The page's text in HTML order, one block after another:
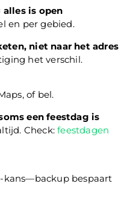
alles is open
en per gebied.
niet naar het adres
het verschil.
of bel.
een feestdag is
Check:feestdagen
kans—backup bespaart